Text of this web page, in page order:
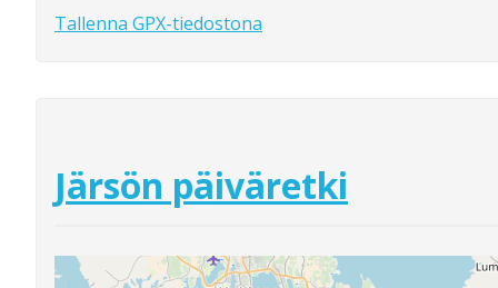
Tallenna GPX-tiedostona
Järsön päiväretki